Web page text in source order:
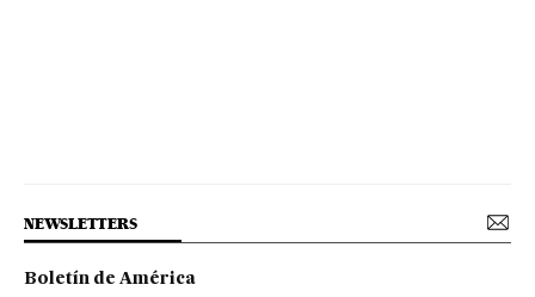
NEWSLETTERS
Boletín de América